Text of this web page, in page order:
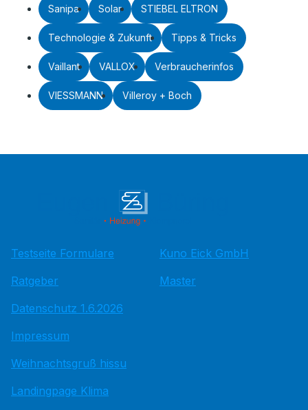
Sanipa Solar STIEBEL ELTRON
Technologie & Zukunft Tipps & Tricks
Vaillant VALLOX Verbraucherinfos
VIESSMANN Villeroy + Boch
Testseite Formulare
Ratgeber
Datenschutz 1.6.2026
Impressum
Weihnachtsgruß hissu
Landingpage Klima
Kuno Eick GmbH
Master